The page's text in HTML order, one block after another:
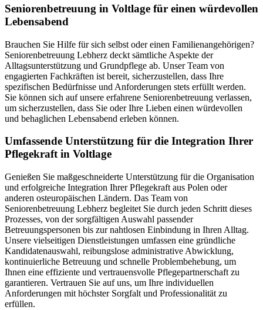
Senioren­betreuung in Voltlage für einen würdevollen
Lebensabend
Brauchen Sie Hilfe für sich selbst oder einen Familienangehörigen?
Seniorenbetreuung Lebherz deckt sämtliche Aspekte der
Alltagsunterstützung und Grundpflege ab. Unser Team von
engagierten Fachkräften ist bereit, sicherzustellen, dass Ihre
spezifischen Bedürfnisse und Anforderungen stets erfüllt werden.
Sie können sich auf unsere erfahrene Seniorenbetreuung verlassen,
um sicherzustellen, dass Sie oder Ihre Lieben einen würdevollen
und behaglichen Lebensabend erleben können.
Umfassende Unterstützung für die Integration Ihrer
Pflegekraft in Voltlage
Genießen Sie maßgeschneiderte Unterstützung für die Organisation
und erfolgreiche Integration Ihrer Pflegekraft aus Polen oder
anderen osteuropäischen Ländern. Das Team von
Seniorenbetreuung Lebherz begleitet Sie durch jeden Schritt dieses
Prozesses, von der sorgfältigen Auswahl passender
Betreuungspersonen bis zur nahtlosen Einbindung in Ihren Alltag.
Unsere vielseitigen Dienstleistungen umfassen eine gründliche
Kandidatenauswahl, reibungslose administrative Abwicklung,
kontinuierliche Betreuung und schnelle Problembehebung, um
Ihnen eine effiziente und vertrauensvolle Pflegepartnerschaft zu
garantieren. Vertrauen Sie auf uns, um Ihre individuellen
Anforderungen mit höchster Sorgfalt und Professionalität zu
erfüllen.